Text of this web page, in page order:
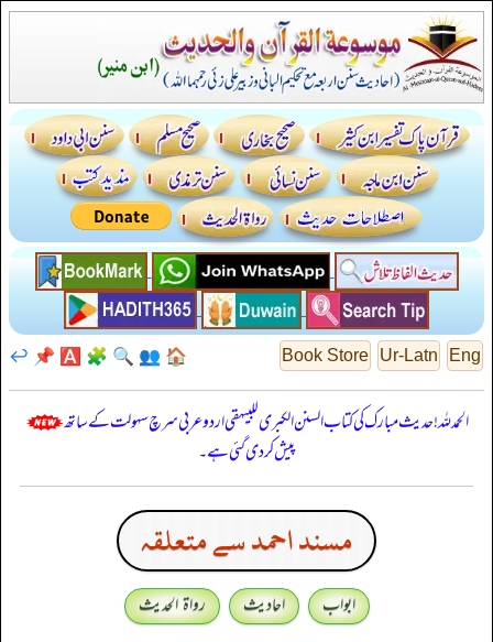
Eng
Ur-Latn
Book Store
🏠
👥
🔍
🧩
🅰️
📌
↩️
الحمدللہ! حدیث مبارک کی کتاب السنن الكبرى للبيهقي اردو عربی سرچ سہولت کے ساتھ
پیش کر دی گئی ہے۔
مسند احمد سے متعلقہ
ابواب احادیث
رواۃ الحدیث